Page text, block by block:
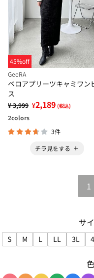
45%off
GeeRA
ベロアプリーツキャミワン
ス
¥ 3,999 ¥2,189 (税込)
2colors
3件
チラ見をする
1
サ
S
サイズで絞り込み: S
M
サイズで絞り込み: M
L
サイズで絞り込
LL
サイズで絞
3L
サイ